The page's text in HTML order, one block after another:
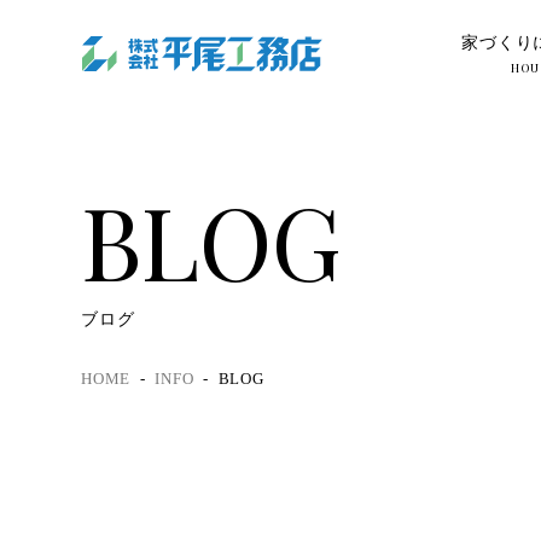
家づくり
BLOG
ブログ
HOME INFO BLOG